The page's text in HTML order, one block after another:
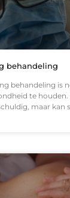
behandeling
behandeling is
te
maar kan